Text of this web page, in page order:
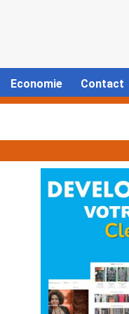
Economie Contact